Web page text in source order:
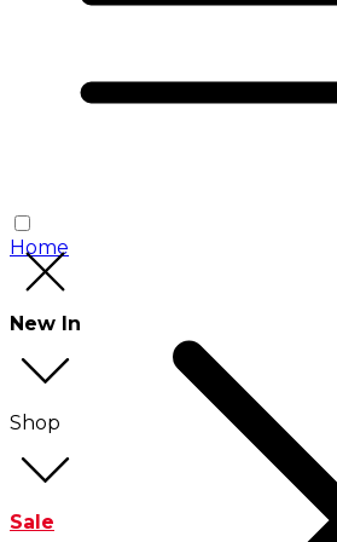
New In
Shop
Sale
Home